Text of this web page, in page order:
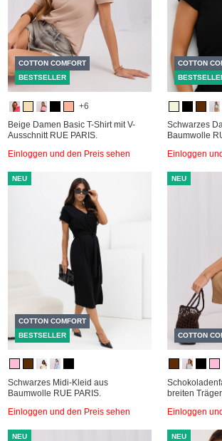
COTTON COMFORT
BESTSELLER
+6
Beige Damen Basic T-Shirt mit V-
Ausschnitt RUE PARIS.
Einloggen und den Preis sehen
COTTON
Schwarzes
Baumwolle
Einloggen
NEU
COTTON COMFORT
BESTSELLER
Schwarzes Midi-Kleid aus
Baumwolle RUE PARIS.
Einloggen und den Preis sehen
NEU
COTTON
breiten
Einloggen
NEU NEU